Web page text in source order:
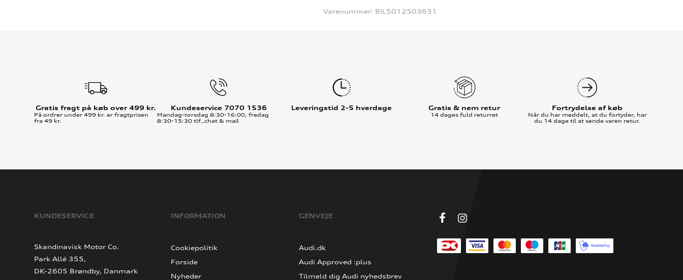
Varenummer: BIL5012503631
Gratis fragt på køb over 499 kr.
På ordrer under 499 kr. er fragtprisen
fra 49 kr.
Kundeservice 7070 1536
Mandag-torsdag 8:30-16:00, fredag
8:30-15:30 tlf.,chat & mail
Leveringstid 2-5 hverdage Gratis & nem retur
14 dages fuld returret
Fortrydelse af køb
Når du har meddelt, at du fortyder, har
du 14 dage til at sende varen retur.
KUNDESERVICE
Skandinavisk Motor Co.
Park Allé 355,
DK-2605 Brøndby, Danmark
INFORMATION
Cookiepolitik
Forside
Nyheder
GENVEJE
Audi.dk
Audi Approved :plus
Tilmeld dig Audi nyhedsbrev